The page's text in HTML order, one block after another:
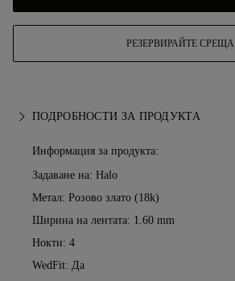
РЕЗЕРВИРАЙТЕ СРЕЩА
ПОДРОБНОСТИ ЗА ПРОДУКТА
Информация за продукта:
Задаване на: Halo
Метал: Розово злато (18k)
Ширина на лентата: 1.60 mm
Нокти: 4
WedFit: Да